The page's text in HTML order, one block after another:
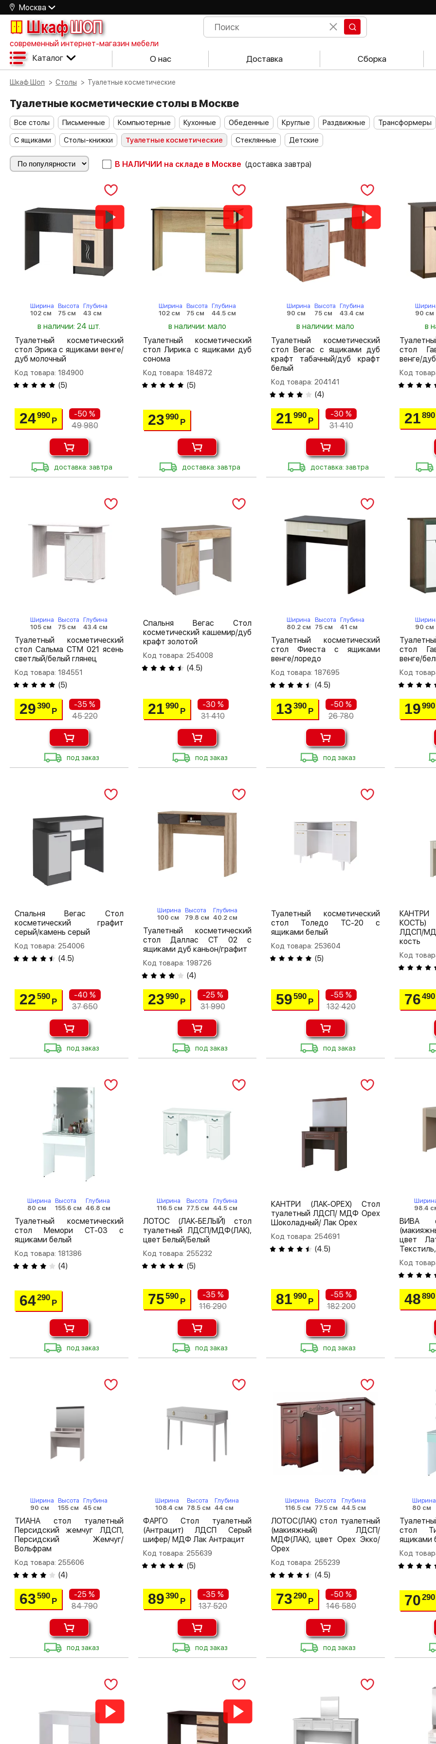
Москва
ШкафШОП
современный интернет-магазин мебели
Каталог О нас Доставка Сборка
Шкаф Шоп Столы Туалетные косметические
Туалетные косметические столы в Москве
Все столы Письменные Компьютерные Кухонные Обеденные Круглые Раздвижные Трансформеры
С ящиками
Столы-книжки Туалетные косметические Стеклянные Детские
В НАЛИЧИИ на складе в Москве (доставка завтра)
Ширина
102 см
Высота
75 см
Глубина
43 см
в наличии: 24 шт.
Туалетный косметический
стол Эрика с ящиками венге/
дуб молочный
Код товара: 184900
(5)
24990
Р
-50 %
49 980
доставка: завтра
Ширина
102 см
Высота
75 см
Глубина
44.5 см
в наличии: мало
Туалетный косметический
стол Лирика с ящиками дуб
сонома
Код товара: 184872
(5)
23990
Р
доставка: завтра
Ширина
90 см
Высота
75 см
Глубина
43.4 см
в наличии: мало
Туалетный косметический
стол Вегас с ящиками дуб
крафт табачный/дуб крафт
белый
Код товара: 204141
(4)
21990
Р
-30 %
31 410
доставка: завтра
90 см
в
стол
венге/
Код
21890
Ширина
105 см
Высота
75 см
Глубина
43.4 см
Туалетный косметический
стол Сальма СТМ 021 ясень
светлый/белый глянец
Код товара: 184551
(5)
29390
Р
-35 %
45 220
под заказ
Спальня Вегас Стол
косметический кашемир/дуб
крафт золотой
Код товара: 254008
(4.5)
21990
Р
-30 %
31 410
под заказ
Ширина
80.2 см
Высота
75 см
Глубина
41 см
Туалетный косметический
стол Фиеста с ящиками
венге/лоредо
Код товара: 187695
(4.5)
13390
Р
-50 %
26 780
под заказ
90 см
стол
венге/
Код
19990
Спальня Вегас Стол
косметический графит
серый/камень серый
Код товара: 254006
(4.5)
22590
Р
-40 %
37 650
под заказ
Ширина
100 см
Высота
79.8 см
Глубина
40.2 см
Туалетный косметический
стол Даллас СТ 02 с
ящиками дуб каньон/графит
Код товара: 198726
(4)
23990
Р
-25 %
31 990
под заказ
Туалетный косметический
стол Толедо ТС-20 с
ящиками белый
Код товара: 253604
(5)
59590
Р
-55 %
132 420
под заказ
КОСТЬ)
ЛДСП/
кость
Код
76490
Ширина
80 см
Высота
155.6 см
Глубина
46.8 см
Туалетный косметический
стол Мемори СТ-03 с
ящиками белый
Код товара: 181386
(4)
64290
Р
под заказ
Ширина
116.5 см
Высота
77.5 см
Глубина
44.5 см
ЛОТОС (ЛАК-БЕЛЫЙ) стол
туалетный ЛДСП/МДФ(ЛАК),
цвет Белый/Белый
Код товара: 255232
(5)
75590
Р
-35 %
116 290
под заказ
КАНТРИ (ЛАК-ОРЕХ) Стол
туалетный ЛДСП/ МДФ Орех
Шоколадный/ Лак Орех
Код товара: 254691
(4.5)
81990
Р
-55 %
182 200
под заказ
98.4
ВИВА
цвет
Код
48890
Ширина
90 см
Высота
155 см
Глубина
45 см
ТИАНА стол туалетный
Персидский жемчуг ЛДСП,
Персидский Жемчуг/
Вольфрам
Код товара: 255606
(4)
63590
Р
-25 %
84 790
под заказ
Ширина
108.4 см
Высота
78.5 см
Глубина
44 см
ФАРГО Стол туалетный
(Антрацит) ЛДСП Серый
шифер/ МДФ Лак Антрацит
Код товара: 255639
(5)
89390
Р
-35 %
137 520
под заказ
Ширина
116.5 см
Высота
77.5 см
Глубина
44.5 см
ЛОТОС(ЛАК) стол туалетный
(макияжный) ЛДСП/
МДФ(ЛАК), цвет Орех Экко/
Орех
Код товара: 255239
(4.5)
73290
Р
-50 %
146 580
под заказ
Ширина
80 см
стол
ящиками
Код
70290